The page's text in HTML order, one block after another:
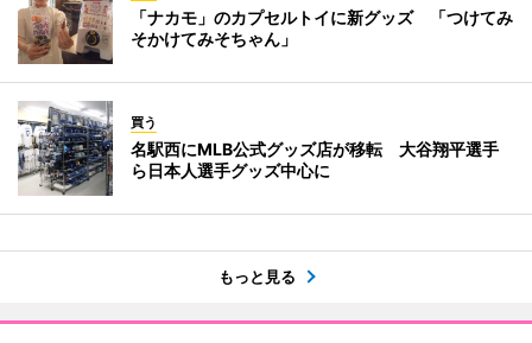
「ナカモ」のカプセルトイに新グッズ 「つけてみ
そかけてみそちゃん」
買う
名駅西にMLB公式グッズ店が移転 大谷翔平選手
ら日本人選手グッズ中心に
もっと見る